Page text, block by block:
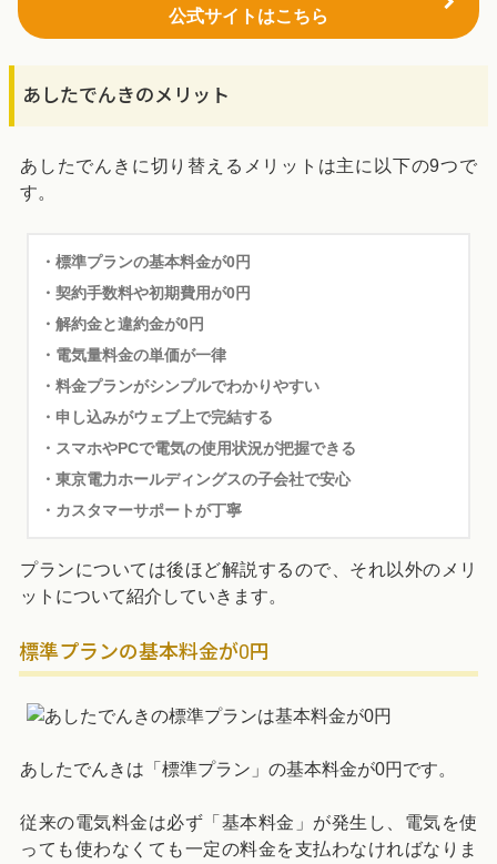
公式サイトはこちら
あしたでんきのメリット
あしたでんきに切り替えるメリットは主に以下の9つで
す。
・標準プランの基本料金が0円
・契約手数料や初期費用が0円
・解約金と違約金が0円
・電気量料金の単価が一律
・料金プランがシンプルでわかりやすい
・申し込みがウェブ上で完結する
・スマホやPCで電気の使用状況が把握できる
・東京電力ホールディングスの子会社で安心
・カスタマーサポートが丁寧
プランについては後ほど解説するので、それ以外のメリ
ットについて紹介していきます。
標準プランの基本料金が0円
あしたでんきは「標準プラン」の基本料金が0円です。
従来の電気料金は必ず「基本料金」が発生し、電気を使
っても使わなくても一定の料金を支払わなければなりま